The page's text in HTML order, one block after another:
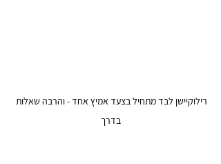
רילוקיישן לבד מתחיל בצעד אמיץ אחד - והרבה שאלות
בדרך